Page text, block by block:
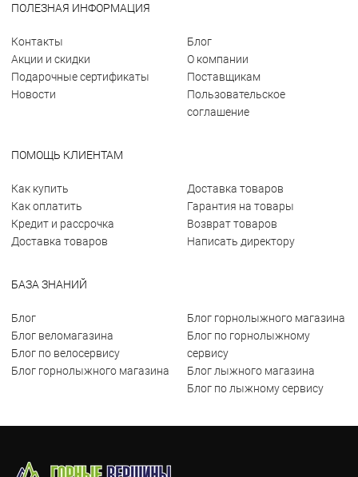
ПОЛЕЗНАЯ ИНФОРМАЦИЯ
Контакты
Акции и скидки
Подарочные сертификаты
Новости
Блог
О компании
Поставщикам
Пользовательское
соглашение
ПОМОЩЬ КЛИЕНТАМ
Как купить
Как оплатить
Кредит и рассрочка
Доставка товаров
Доставка товаров
Гарантия на товары
Возврат товаров
Написать директору
БАЗА ЗНАНИЙ
Блог
Блог веломагазина
Блог по велосервису
Блог горнолыжного магазина
Блог горнолыжного магазина
Блог по горнолыжному
сервису
Блог лыжного магазина
Блог по лыжному сервису